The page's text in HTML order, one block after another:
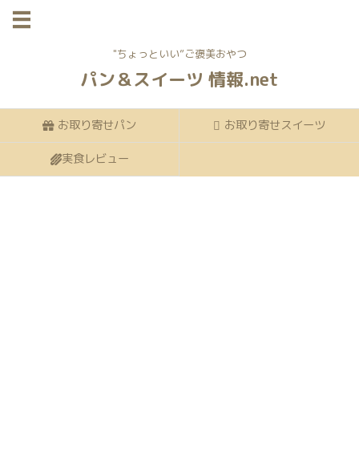
"ちょっといい”ご褒美おやつ
パン＆スイーツ 情報.net
お取り寄せパン お取り寄せスイーツ
実食レビュー